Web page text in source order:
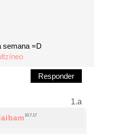
semana =D
Responder
10.7.17